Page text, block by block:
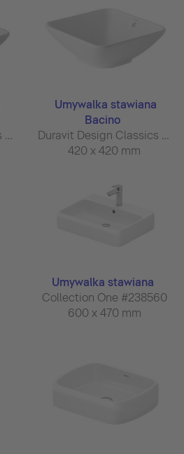
Duravit Design Classics #033452
Umywalka stawiana
Bacino
Duravit Design Classics #033342
420 x 420 mm
Umywalka stawiana
Collection One #238560
600 x 470 mm